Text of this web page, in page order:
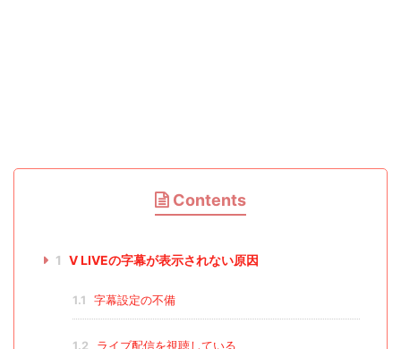
Contents
1 V LIVEの字幕が表示されない原因
1.1 字幕設定の不備
1.2 ライブ配信を視聴している